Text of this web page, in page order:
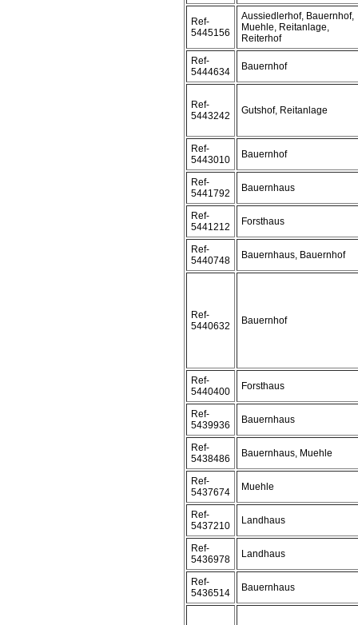
Ref-
5445156
Aussiedlerhof, Bauernhof,
Muehle, Reitanlage,
Reiterhof
Ref-
5444634
Bauernhof
Ref-
5443242
Gutshof, Reitanlage
Ref-
5443010
Bauernhof
Ref-
5441792
Bauernhaus
Ref-
5441212
Forsthaus
Ref-
5440748
Bauernhaus, Bauernhof
Ref-
5440632
Bauernhof
Ref-
5440400
Forsthaus
Ref-
5439936
Bauernhaus
Ref-
5438486
Bauernhaus, Muehle
Ref-
5437674
Muehle
Ref-
5437210
Landhaus
Ref-
5436978
Landhaus
Ref-
5436514
Bauernhaus